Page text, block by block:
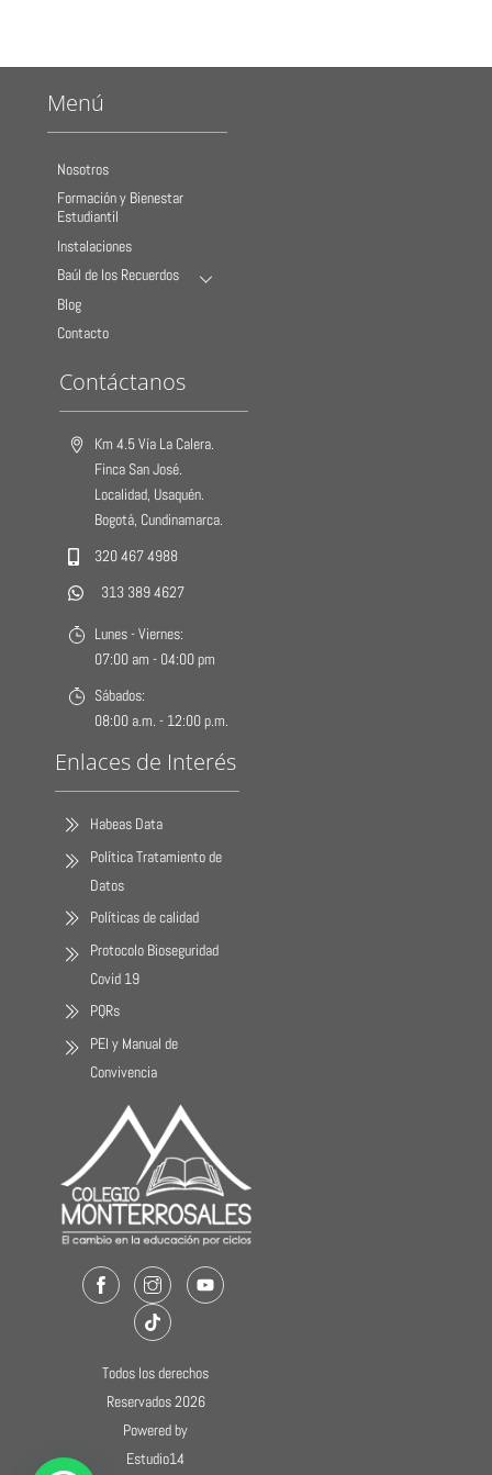
Menú
Nosotros
Formación y Bienestar
Estudiantil
Instalaciones
Baúl de los Recuerdos
Blog
Contacto
Contáctanos
Km 4.5 Vía La Calera.
Finca San José.
Localidad, Usaquén.
Bogotá, Cundinamarca.
320 467 4988
313 389 4627
Lunes - Viernes:
07:00 am - 04:00 pm
Sábados:
08:00 a.m. - 12:00 p.m.
Enlaces de Interés
Habeas Data
Política Tratamiento de
Datos
Políticas de calidad
Protocolo Bioseguridad
Covid 19
PQRs
PEI y Manual de
Convivencia
FacebookInstagramYoutube
TikTok
Todos los derechos
Reservados 2026
Powered by
Estudio14